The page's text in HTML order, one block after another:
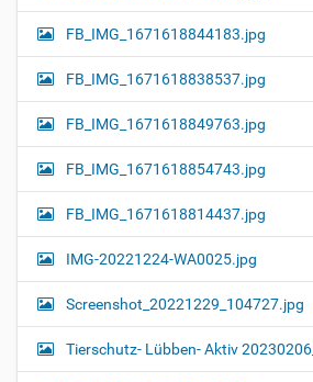
FB_IMG_1671618844183.jpg
FB_IMG_1671618838537.jpg
FB_IMG_1671618849763.jpg
FB_IMG_1671618854743.jpg
FB_IMG_1671618814437.jpg
IMG-20221224-WA0025.jpg
Screenshot_20221229_104727.jpg
Tierschutz- Lübben- Aktiv